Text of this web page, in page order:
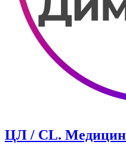
ЦЛ / CL.